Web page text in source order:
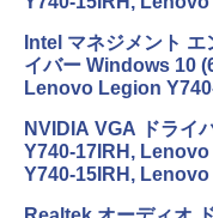
Intel マネジメント
イバー Windows 10
Lenovo Legion
NVIDIA VGA ドライ
Y740-17IRH,
Y740-15IRH,